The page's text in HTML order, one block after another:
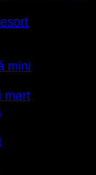
mini
mart